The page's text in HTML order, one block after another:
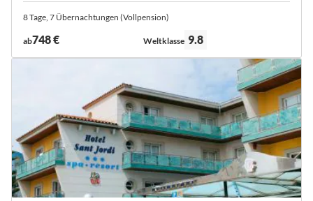
8 Tage, 7 Übernachtungen (Vollpension)
ab748 € Bewertung:
Weltklasse 9.8